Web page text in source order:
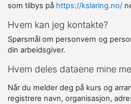
som tilbys på https://kslaring.no/
Hvem kan jeg kontakte?
Spørsmål om personvern og
din arbeidsgiver.
Hvem deles dataene mine
Når du melder deg på kurs og
registrere navn, organisasjon,